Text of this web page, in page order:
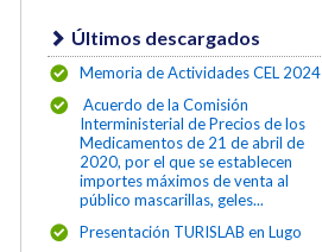
Últimos descargados
Memoria de Actividades CEL 2024
Acuerdo de la Comisión
Interministerial de Precios de los
Medicamentos de 21 de abril de
2020, por el que se establecen
importes máximos de venta al
público mascarillas, geles...
Presentación TURISLAB en Lugo